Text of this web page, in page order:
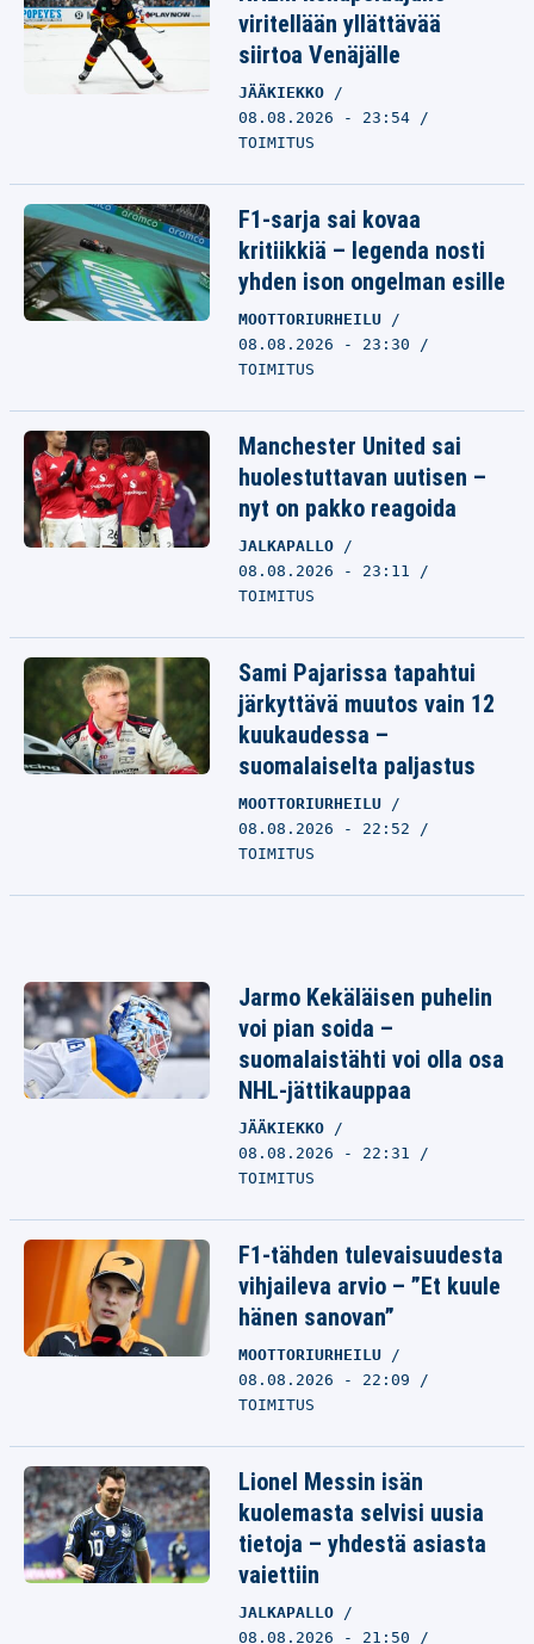
viritellään yllättävää
siirtoa Venäjälle
JÄÄKIEKKO
08.08.2026 - 23:54
TOIMITUS
F1-sarja sai kovaa
kritiikkiä – legenda nosti
yhden ison ongelman esille
MOOTTORIURHEILU
08.08.2026 - 23:30
TOIMITUS
Manchester United sai
huolestuttavan uutisen –
nyt on pakko reagoida
JALKAPALLO
08.08.2026 - 23:11
TOIMITUS
Sami Pajarissa tapahtui
järkyttävä muutos vain 12
kuukaudessa –
suomalaiselta paljastus
MOOTTORIURHEILU
08.08.2026 - 22:52
TOIMITUS
Jarmo Kekäläisen puhelin
voi pian soida –
suomalaistähti voi olla osa
NHL-jättikauppaa
JÄÄKIEKKO
08.08.2026 - 22:31
TOIMITUS
F1-tähden tulevaisuudesta
vihjaileva arvio – ”Et kuule
hänen sanovan”
MOOTTORIURHEILU
08.08.2026 - 22:09
TOIMITUS
Lionel Messin isän
kuolemasta selvisi uusia
tietoja – yhdestä asiasta
vaiettiin
JALKAPALLO
08.08.2026 - 21:50